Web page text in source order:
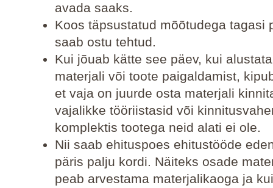
avada saaks.
Koos täpsustatud mõõtudega tagasi
saab ostu tehtud.
Kui jõuab kätte see päev, kui
materjali või toote paigaldamist,
et vaja on juurde osta materjali
vajalikke tööriistasid või
komplektis tootega neid alati ei ole.
Nii saab ehituspoes ehitustööde
päris palju kordi. Näiteks osade
peab arvestama materjalikaoga ja